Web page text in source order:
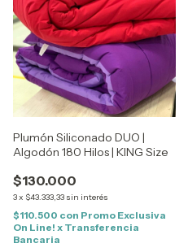
Plumón Siliconado DUO |
Algodón 180 Hilos | KING Size
$130.000
3x $43.333,33 sin interés
$110.500 con Promo Exclusiva
On Line! x Transferencia
Bancaria